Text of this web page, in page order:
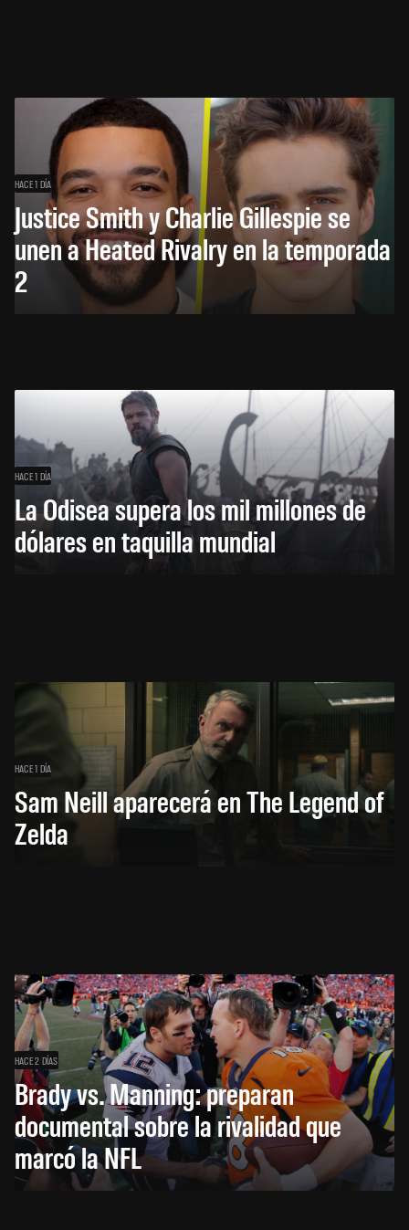
HACE 1 DÍA
Justice Smith y Charlie Gillespie se
unen a Heated Rivalry en la temporada
2
HACE 1 DÍA
La Odisea supera los mil millones de
dólares en taquilla mundial
HACE 1 DÍA
Sam Neill aparecerá en The Legend of
Zelda
HACE 2 DÍAS
Brady vs. Manning: preparan
documental sobre la rivalidad que
marcó la NFL